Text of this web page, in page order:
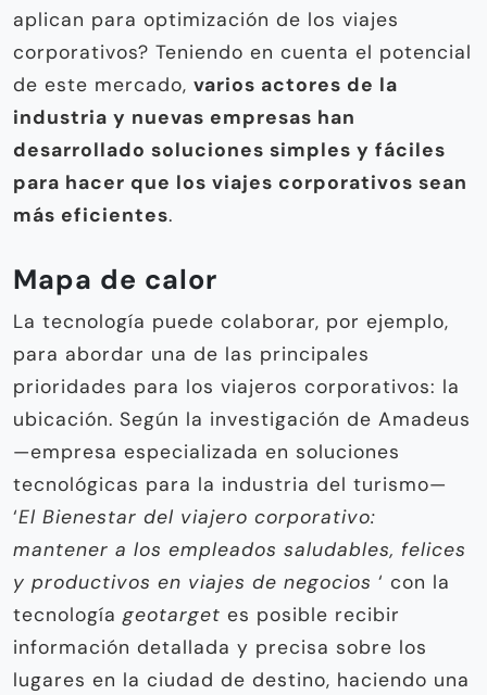
aplican para optimización de los viajes
corporativos? Teniendo en cuenta el potencial
de este mercado, varios actores de la
industria y nuevas empresas han
desarrollado soluciones simples y fáciles
para hacer que los viajes corporativos sean
más eficientes.
Mapa de calor
La tecnología puede colaborar, por ejemplo,
para abordar una de las principales
prioridades para los viajeros corporativos: la
ubicación. Según la investigación de Amadeus
—empresa especializada en soluciones
tecnológicas para la industria del turismo—
‘El Bienestar del viajero corporativo:
mantener a los empleados saludables, felices
y productivos en viajes de negocios ‘ con la
tecnología geotarget es posible recibir
información detallada y precisa sobre los
lugares en la ciudad de destino, haciendo una